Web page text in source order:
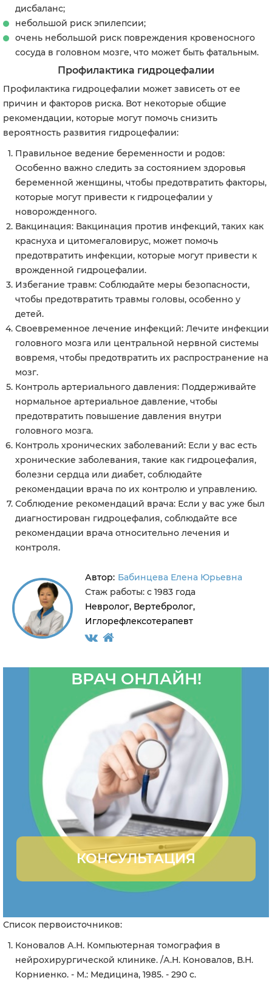
дисбаланс;
небольшой риск эпилепсии;
очень небольшой риск повреждения кровеносного
сосуда в головном мозге, что может быть фатальным.
Профилактика гидроцефалии
Профилактика гидроцефалии может зависеть от ее
причин и факторов риска. Вот некоторые общие
рекомендации, которые могут помочь снизить
вероятность развития гидроцефалии:
Правильное ведение беременности и родов:
Особенно важно следить за состоянием здоровья
беременной женщины, чтобы предотвратить факторы,
которые могут привести к гидроцефалии у
новорожденного.
Вакцинация: Вакцинация против инфекций, таких как
краснуха и цитомегаловирус, может помочь
предотвратить инфекции, которые могут привести к
врожденной гидроцефалии.
Избегание травм: Соблюдайте меры безопасности,
чтобы предотвратить травмы головы, особенно у
детей.
Своевременное лечение инфекций: Лечите инфекции
головного мозга или центральной нервной системы
вовремя, чтобы предотвратить их распространение на
мозг.
Контроль артериального давления: Поддерживайте
нормальное артериальное давление, чтобы
предотвратить повышение давления внутри
головного мозга.
Контроль хронических заболеваний: Если у вас есть
хронические заболевания, такие как гидроцефалия,
болезни сердца или диабет, соблюдайте
рекомендации врача по их контролю и управлению.
Соблюдение рекомендаций врача: Если у вас уже был
диагностирован гидроцефалия, соблюдайте все
рекомендации врача относительно лечения и
контроля.
Автор: Бабинцева Елена Юрьевна
Стаж работы: с 1983 года
Невролог, Вертебролог,
Иглорефлексотерапевт
КОНСУЛЬТАЦИЯ
ВРАЧ ОНЛАЙН!
Список первоисточников:
Коновалов А.Н. Компьютерная томография в
нейрохирургической клинике. /А.Н. Коновалов, В.Н.
Корниенко. - М.: Медицина, 1985. - 290 с.